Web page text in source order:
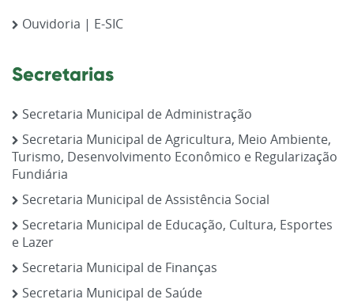
Ouvidoria | E-SIC
Secretarias
Secretaria Municipal de Administração
Secretaria Municipal de Agricultura, Meio Ambiente,
Turismo, Desenvolvimento Econômico e Regularização
Fundiária
Secretaria Municipal de Assistência Social
Secretaria Municipal de Educação, Cultura, Esportes
e Lazer
Secretaria Municipal de Finanças
Secretaria Municipal de Saúde